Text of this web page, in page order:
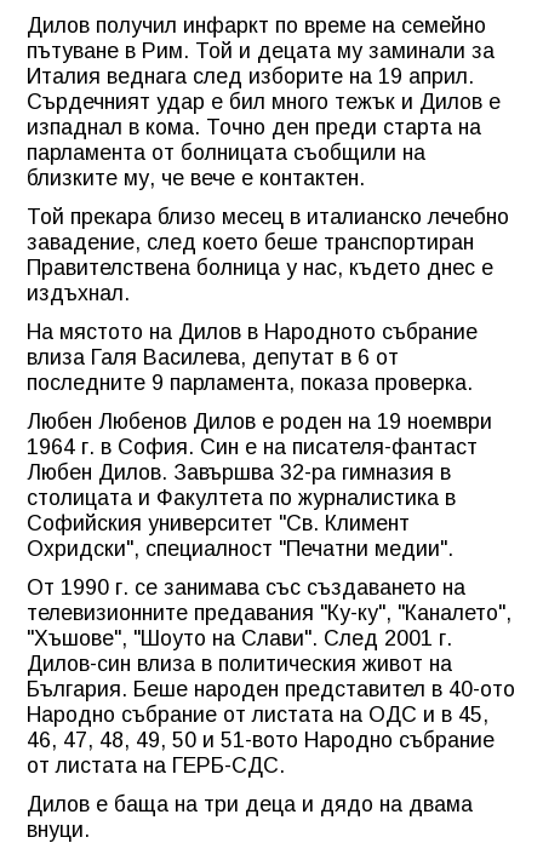
Дилов получил инфаркт по време на семейно
пътуване в Рим. Той и децата му заминали за
Италия веднага след изборите на 19 април.
Сърдечният удар е бил много тежък и Дилов е
изпаднал в кома. Точно ден преди старта на
парламента от болницата съобщили на
близките му, че вече е контактен.
Той прекара близо месец в италианско лечебно
завадение, след което беше транспортиран
Правителствена болница у нас, където днес е
издъхнал.
На мястото на Дилов в Народното събрание
влиза Галя Василева, депутат в 6 от
последните 9 парламента, показа проверка.
Любен Любенов Дилов е роден на 19 ноември
1964 г. в София. Син е на писателя-фантаст
Любен Дилов. Завършва 32-ра гимназия в
столицата и Факултета по журналистика в
Софийския университет "Св. Климент
Охридски", специалност "Печатни медии".
От 1990 г. се занимава със създаването на
телевизионните предавания "Ку-ку", "Каналето",
"Хъшове", "Шоуто на Слави". След 2001 г.
Дилов-син влиза в политическия живот на
България. Беше народен представител в 40-ото
Народно събрание от листата на ОДС и в 45,
46, 47, 48, 49, 50 и 51-вото Народно събрание
от листата на ГЕРБ-СДС.
Дилов е баща на три деца и дядо на двама
внуци.